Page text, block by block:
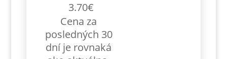
3.70€
Cena za
posledných 30
dní je rovnaká